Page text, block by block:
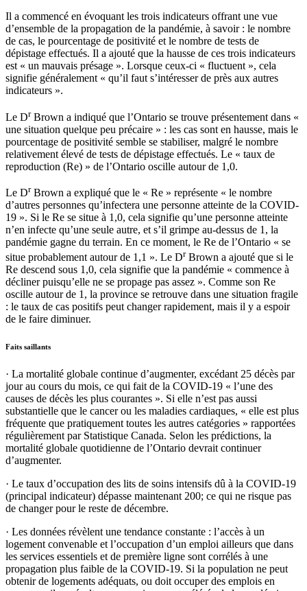
Il a commencé en évoquant les trois indicateurs offrant une vue
d’ensemble de la propagation de la pandémie, à savoir : le nombre
de cas, le pourcentage de positivité et le nombre de tests de
dépistage effectués. Il a ajouté que la hausse de ces trois indicateurs
est « un mauvais présage ». Lorsque ceux-ci « fluctuent », cela
signifie généralement « qu’il faut s’intéresser de près aux autres
indicateurs ».
Le DrBrown a indiqué que l’Ontario se trouve présentement dans «
une situation quelque peu précaire » : les cas sont en hausse, mais le
pourcentage de positivité semble se stabiliser, malgré le nombre
relativement élevé de tests de dépistage effectués. Le « taux de
reproduction (Re) » de l’Ontario oscille autour de 1,0.
Le DrBrown a expliqué que le « Re » représente « le nombre
d’autres personnes qu’infectera une personne atteinte de la COVID-
19 ». Si le Re se situe à 1,0, cela signifie qu’une personne atteinte
n’en infecte qu’une seule autre, et s’il grimpe au-dessus de 1, la
pandémie gagne du terrain. En ce moment, le Re de l’Ontario « se
situe probablement autour de 1,1 ». Le DrBrown a ajouté que si le
Re descend sous 1,0, cela signifie que la pandémie « commence à
décliner puisqu’elle ne se propage pas assez ». Comme son Re
oscille autour de 1, la province se retrouve dans une situation fragile
: le taux de cas positifs peut changer rapidement, mais il y a espoir
de le faire diminuer.
Faits saillants
· La mortalité globale continue d’augmenter, excédant 25 décès par
jour au cours du mois, ce qui fait de la COVID-19 « l’une des
causes de décès les plus courantes ». Si elle n’est pas aussi
substantielle que le cancer ou les maladies cardiaques, « elle est plus
fréquente que pratiquement toutes les autres catégories » rapportées
régulièrement par Statistique Canada. Selon les prédictions, la
mortalité globale quotidienne de l’Ontario devrait continuer
d’augmenter.
· Le taux d’occupation des lits de soins intensifs dû à la COVID-19
(principal indicateur) dépasse maintenant 200; ce qui ne risque pas
de changer pour le reste de décembre.
· Les données révèlent une tendance constante : l’accès à un
logement convenable et l’occupation d’un emploi ailleurs que dans
les services essentiels et de première ligne sont corrélés à une
propagation plus faible de la COVID-19. Si la population ne peut
obtenir de logements adéquats, ou doit occuper des emplois en